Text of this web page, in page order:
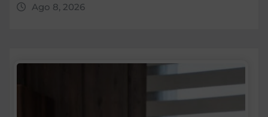
Ago 8, 2026